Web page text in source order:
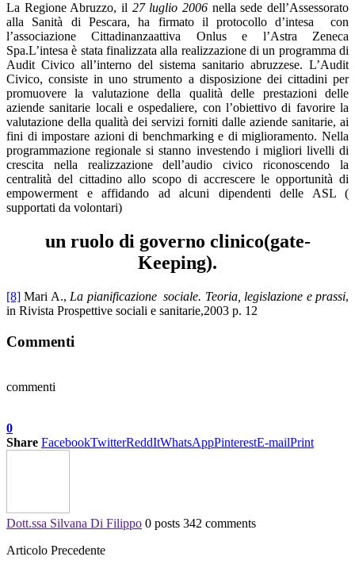
La Regione Abruzzo, il 27 luglio 2006 nella sede dell’Assessorato
alla Sanità di Pescara, ha firmato il protocollo d’intesa con
l’associazione Cittadinanzaattiva Onlus e l’Astra Zeneca
Spa.L’intesa è stata finalizzata alla realizzazione di un programma di
Audit Civico all’interno del sistema sanitario abruzzese. L’Audit
Civico, consiste in uno strumento a disposizione dei cittadini per
promuovere la valutazione della qualità delle prestazioni delle
aziende sanitarie locali e ospedaliere, con l’obiettivo di favorire la
valutazione della qualità dei servizi forniti dalle aziende sanitarie, ai
fini di impostare azioni di benchmarking e di miglioramento. Nella
programmazione regionale si stanno investendo i migliori livelli di
crescita nella realizzazione dell’audio civico riconoscendo la
centralità del cittadino allo scopo di accrescere le opportunità di
empowerment e affidando ad alcuni dipendenti delle ASL (
supportati da volontari)
un ruolo di governo clinico(gate-
Keeping).
[8] Mari A., La pianificazione sociale. Teoria, legislazione e prassi,
in Rivista Prospettive sociali e sanitarie,2003 p. 12
Commenti
commenti
0
Share FacebookTwitterReddItWhatsAppPinterestE-mailPrint
Dott.ssa Silvana Di Filippo 0 posts 342 comments
Articolo Precedente